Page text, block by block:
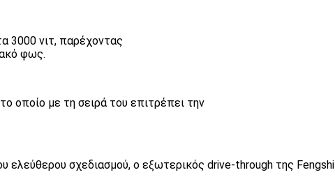
3000 νιτ, παρέχοντας
φως.
οποίο με τη σειρά του επιτρέπει την
ελεύθερου σχεδιασμού, ο εξωτερικός drive-through της Fengshi